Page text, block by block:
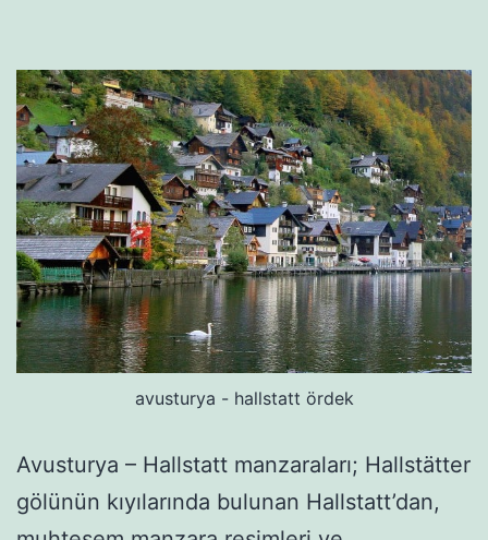
avusturya - hallstatt ördek
Avusturya – Hallstatt manzaraları; Hallstätter
gölünün kıyılarında bulunan Hallstatt’dan,